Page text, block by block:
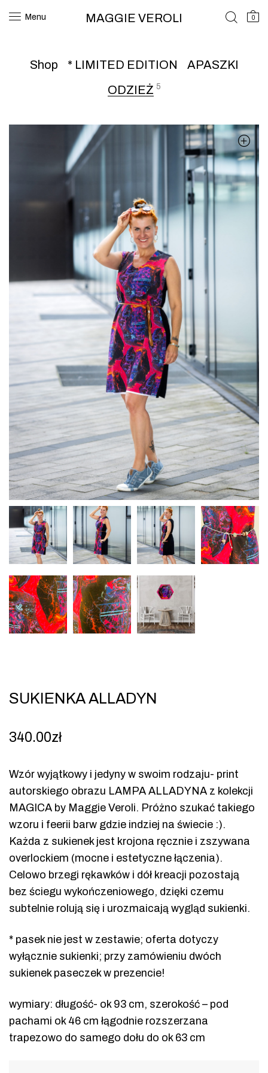
Menu MAGGIE VEROLI 0
Shop * LIMITED EDITION
APASZKI
ODZIEŻ 5
SUKIENKA ALLADYN
340.00zł
Wzór wyjątkowy i jedyny w swoim rodzaju- print
autorskiego obrazu LAMPA ALLADYNA z kolekcji
MAGICA by Maggie Veroli. Próżno szukać takiego
wzoru i feerii barw gdzie indziej na świecie :).
Każda z sukienek jest krojona ręcznie i zszywana
overlockiem (mocne i estetyczne łączenia).
Celowo brzegi rękawków i dół kreacji pozostają
bez ściegu wykończeniowego, dzięki czemu
subtelnie rolują się i urozmaicają wygląd sukienki.
* pasek nie jest w zestawie; oferta dotyczy
wyłącznie sukienki; przy zamówieniu dwóch
sukienek paseczek w prezencie!
wymiary: długość- ok 93 cm, szerokość – pod
pachami ok 46 cm łągodnie rozszerzana
trapezowo do samego dołu do ok 63 cm